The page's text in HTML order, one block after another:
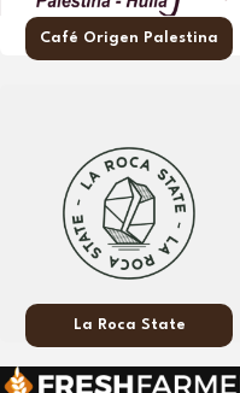
Café Origen Palestina
La Roca State